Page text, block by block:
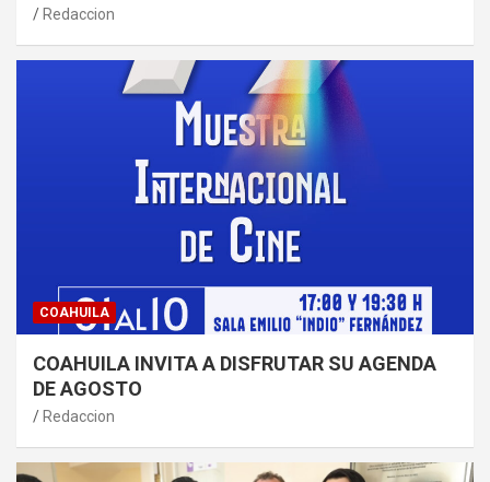
Redaccion
COAHUILA
COAHUILA INVITA A DISFRUTAR SU AGENDA
DE AGOSTO
Redaccion